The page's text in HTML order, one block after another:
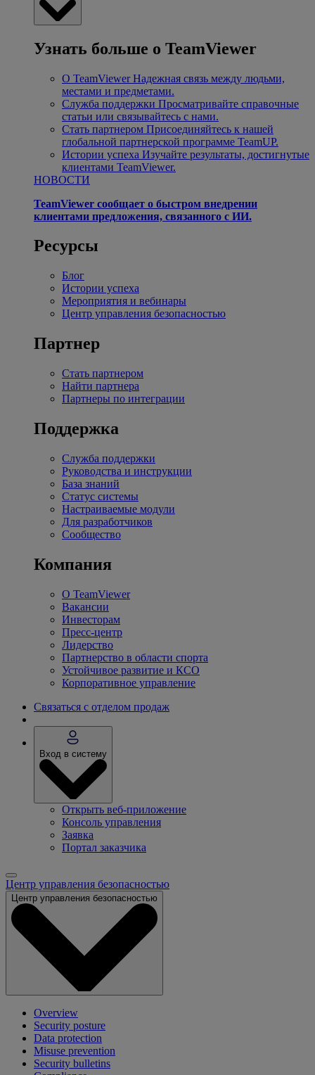
Узнать больше о TeamViewer
О TeamViewer Надежная связь между людьми,
местами и предметами.
Служба поддержки Просматривайте справочные
статьи или связывайтесь с нами.
Стать партнером Присоединяйтесь к нашей
глобальной партнерской программе TeamUP.
Истории успеха Изучайте результаты, достигнутые
клиентами TeamViewer.
НОВОСТИ
TeamViewer сообщает о быстром внедрении
клиентами предложения, связанного с ИИ.
Ресурсы
Блог
Истории успеха
Мероприятия и вебинары
Центр управления безопасностью
Партнер
Стать партнером
Найти партнера
Партнеры по интеграции
Поддержка
Служба поддержки
Руководства и инструкции
База знаний
Статус системы
Настраиваемые модули
Для разработчиков
Сообщество
Компания
О TeamViewer
Вакансии
Инвесторам
Пресс-центр
Лидерство
Партнерство в области спорта
Устойчивое развитие и КСО
Корпоративное управление
Связаться с отделом продаж
Вход в систему
Открыть веб-приложение
Консоль управления
Заявка
Портал заказчика
Центр управления безопасностью
Центр управления безопасностью
Overview
Security posture
Data protection
Misuse prevention
Security bulletins